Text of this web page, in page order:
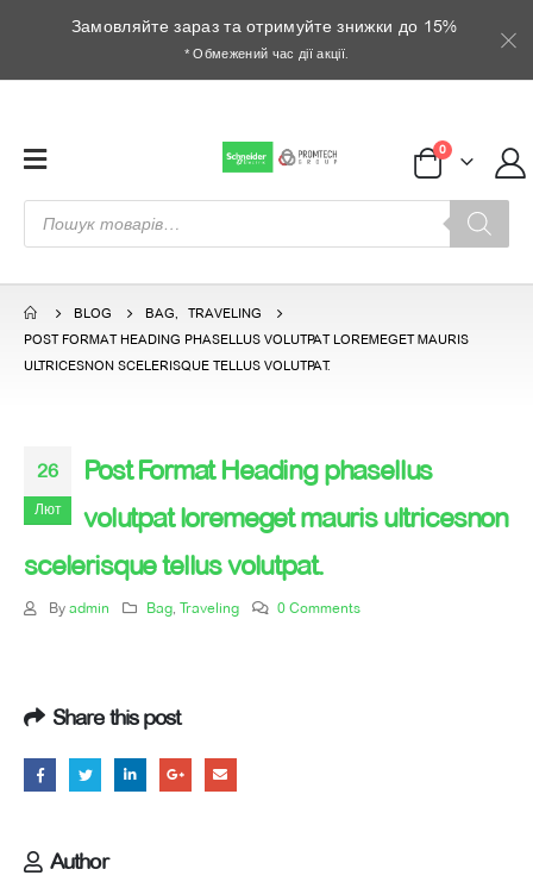
Замовляйте зараз та отримуйте знижки до 15%
* Обмежений час дії акції.
Пошук
товарів
0
BLOG BAG,
TRAVELING
POST FORMAT HEADING PHASELLUS VOLUTPAT LOREMEGET MAURIS
ULTRICESNON SCELERISQUE TELLUS VOLUTPAT.
26
Лют
Post Format Heading phasellus
volutpat loremeget mauris ultricesnon
scelerisque tellus volutpat.
By admin Bag,Traveling 0 Comments
Share this post
Author